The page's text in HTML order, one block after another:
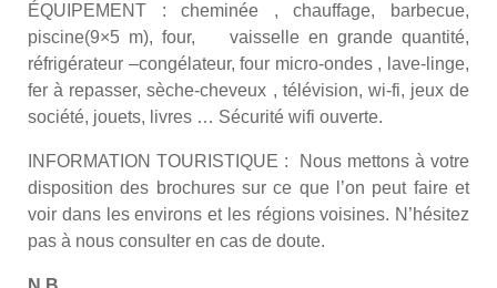
ÉQUIPEMENT : cheminée , chauffage, barbecue,
piscine(9×5 m), four, vaisselle en grande quantité,
réfrigérateur –congélateur, four micro-ondes , lave-linge,
fer à repasser, sèche-cheveux , télévision, wi-fi, jeux de
société, jouets, livres … Sécurité wifi ouverte.
INFORMATION TOURISTIQUE : Nous mettons à votre
disposition des brochures sur ce que l’on peut faire et
voir dans les environs et les régions voisines. N’hésitez
pas à nous consulter en cas de doute.